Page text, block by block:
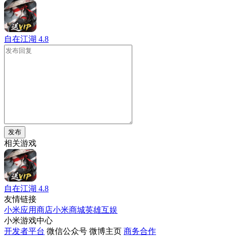
自在江湖 4.8
发布
相关游戏
自在江湖 4.8
友情链接
小米应用商店小米商城英雄互娱
小米游戏中心
开发者平台 微信公众号 微博主页 商务合作